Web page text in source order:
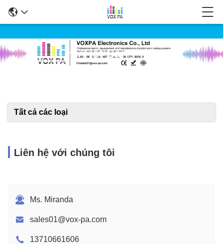
Chi Tiết Sản Phẩm
Tất cả các loại
Liên hệ với chúng tôi
Ms. Miranda
sales01@vox-pa.com
13710661606